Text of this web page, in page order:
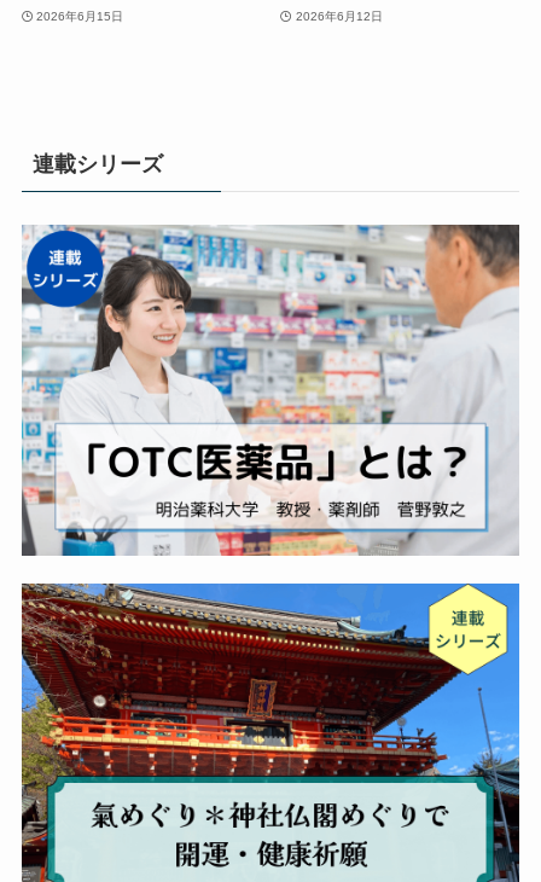
2026年6月15日 2026年6月12日
連載シリーズ